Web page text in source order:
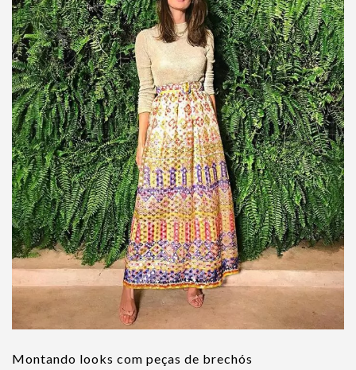
Montando looks com peças de brechós